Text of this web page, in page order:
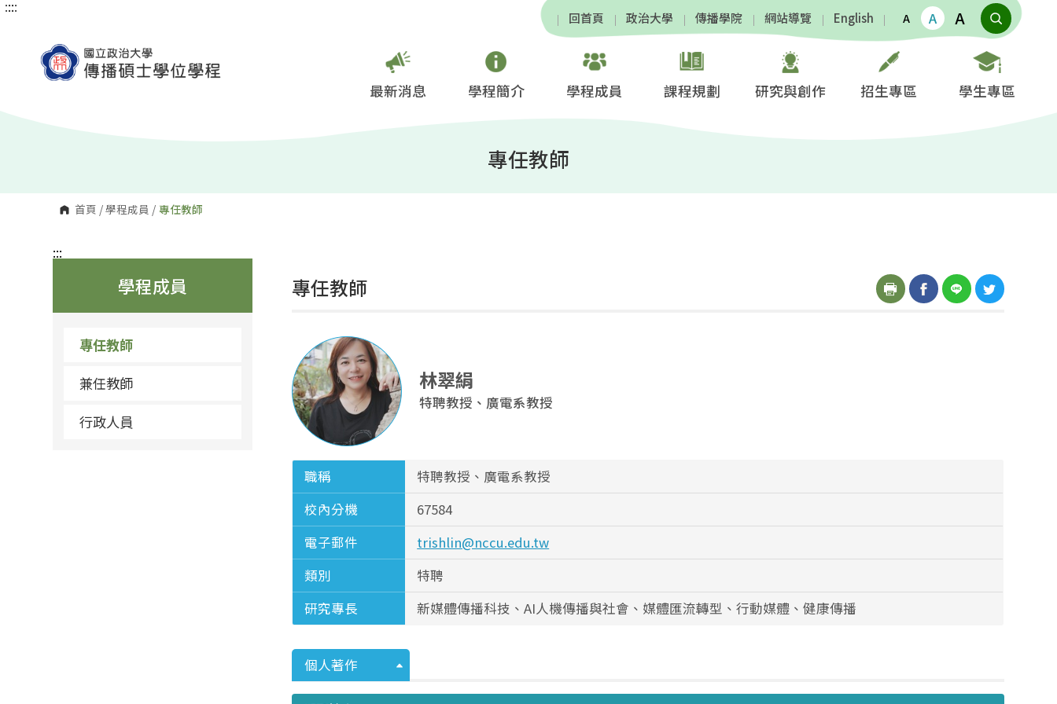
跳
:::
回首頁 政治大學 傳播學院 網站導覽 English A A A
最新消息 學程簡介 學程成員 課程規劃 研究與創作 招生專區 學生專區
專任教師
首頁 /學程成員 / 專任教師
:::
學程成員
專任教師
兼任教師
行政人員
:::
專任教師
林翠絹
特聘教授、廣電系教授
職稱
特聘教授、廣電系教授
校內分機
67584
電子郵件
trishlin@nccu.edu.tw
類別
特聘
研究專長
新媒體傳播科技、AI人機傳播與社會、媒體匯流轉型、行動媒體、健康傳播
個人著作